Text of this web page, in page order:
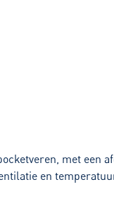
met een
en